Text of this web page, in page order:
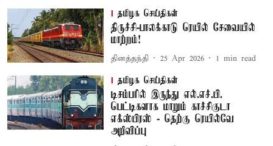
தமிழக செய்திகள்
திருச்சி-பாலக்காடு ரெயில் சேவையில்
மாற்றம்!
தினத்தந்தி 25 Apr 2026 1 min read
தமிழக செய்திகள்
டிசம்பரில் இருந்து எல்.எச்.பி.
பெட்டிகளாக மாறும் காச்சிகுடா
எக்ஸ்பிரஸ் - தெற்கு ரெயில்வே
அறிவிப்பு